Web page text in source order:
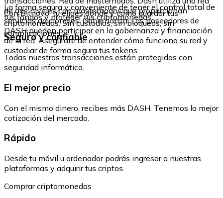
Con Bitnovo, tú eliges dónde y cómo guardar tus
criptomonedas. Sin custodios, sin bloqueos, sin
complicaciones.
de dos niveles con masternodos que proporcionan
servicios adicionales. Gobernanza: Los poseedores de
DASH pueden participar en la gobernanza y financiación
de la red. Asegúrate de entender cómo funciona su red y
custodiar de forma segura tus tokens.
La forma segura y conveniente de tener el control total de
tus fondos y proteger tus criptomonedas.
Seguro y confiable
Todas nuestras transacciones están protegidas con
seguridad informática.
El mejor precio
Con el mismo dinero, recibes más DASH. Tenemos la mejor
cotización del mercado.
Rápido
Desde tu móvil u ordenador podrás ingresar a nuestras
plataformas y adquirir tus criptos.
Comprar criptomonedas